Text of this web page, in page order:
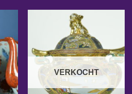
VERKOCHT